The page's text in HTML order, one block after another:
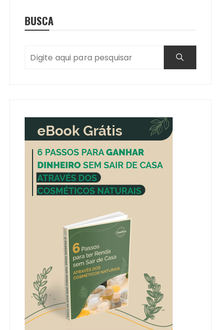
BUSCA